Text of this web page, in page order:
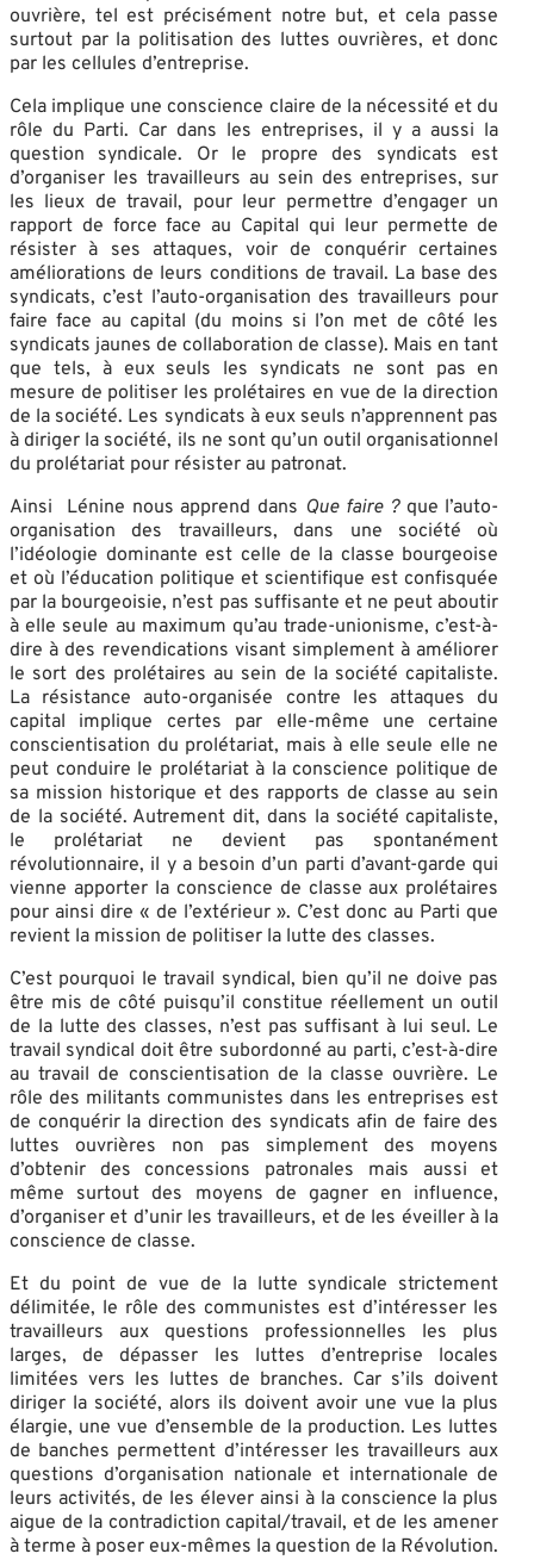
ouvrière, tel est précisément notre but, et cela passe
surtout par la politisation des luttes ouvrières, et donc
par les cellules d’entreprise.
Cela implique une conscience claire de la nécessité et du
rôle du Parti. Car dans les entreprises, il y a aussi la
question syndicale. Or le propre des syndicats est
d’organiser les travailleurs au sein des entreprises, sur
les lieux de travail, pour leur permettre d’engager un
rapport de force face au Capital qui leur permette de
résister à ses attaques, voir de conquérir certaines
améliorations de leurs conditions de travail. La base des
syndicats, c’est l’auto-organisation des travailleurs pour
faire face au capital (du moins si l’on met de côté les
syndicats jaunes de collaboration de classe). Mais en tant
que tels, à eux seuls les syndicats ne sont pas en
mesure de politiser les prolétaires en vue de la direction
de la société. Les syndicats à eux seuls n’apprennent pas
à diriger la société, ils ne sont qu’un outil organisationnel
du prolétariat pour résister au patronat.
Ainsi Lénine nous apprend dans Que faire ? que l’auto-
organisation des travailleurs, dans une société où
l’idéologie dominante est celle de la classe bourgeoise
et où l’éducation politique et scientifique est confisquée
par la bourgeoisie, n’est pas suffisante et ne peut aboutir
à elle seule au maximum qu’au trade-unionisme, c’est-à-
dire à des revendications visant simplement à améliorer
le sort des prolétaires au sein de la société capitaliste.
La résistance auto-organisée contre les attaques du
capital implique certes par elle-même une certaine
conscientisation du prolétariat, mais à elle seule elle ne
peut conduire le prolétariat à la conscience politique de
sa mission historique et des rapports de classe au sein
de la société. Autrement dit, dans la société capitaliste,
le prolétariat ne devient pas spontanément
révolutionnaire, il y a besoin d’un parti d’avant-garde qui
vienne apporter la conscience de classe aux prolétaires
pour ainsi dire « de l’extérieur ». C’est donc au Parti que
revient la mission de politiser la lutte des classes.
C’est pourquoi le travail syndical, bien qu’il ne doive pas
être mis de côté puisqu’il constitue réellement un outil
de la lutte des classes, n’est pas suffisant à lui seul. Le
travail syndical doit être subordonné au parti, c’est-à-dire
au travail de conscientisation de la classe ouvrière. Le
rôle des militants communistes dans les entreprises est
de conquérir la direction des syndicats afin de faire des
luttes ouvrières non pas simplement des moyens
d’obtenir des concessions patronales mais aussi et
même surtout des moyens de gagner en influence,
d’organiser et d’unir les travailleurs, et de les éveiller à la
conscience de classe.
Et du point de vue de la lutte syndicale strictement
délimitée, le rôle des communistes est d’intéresser les
travailleurs aux questions professionnelles les plus
larges, de dépasser les luttes d’entreprise locales
limitées vers les luttes de branches. Car s’ils doivent
diriger la société, alors ils doivent avoir une vue la plus
élargie, une vue d’ensemble de la production. Les luttes
de banches permettent d’intéresser les travailleurs aux
questions d’organisation nationale et internationale de
leurs activités, de les élever ainsi à la conscience la plus
aigue de la contradiction capital/travail, et de les amener
à terme à poser eux-mêmes la question de la Révolution.